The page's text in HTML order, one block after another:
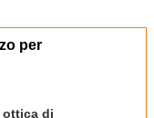
per
ottica di